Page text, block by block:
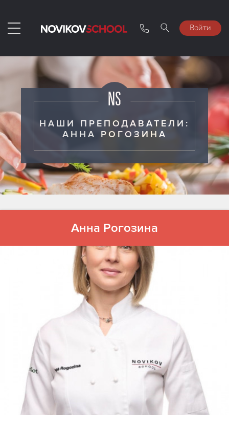
Войти
НАШИ ПРЕПОДАВАТЕЛИ:
АННА РОГОЗИНА
Анна Рогозина